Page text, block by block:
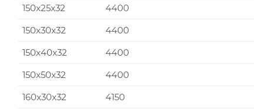
150x25x32
4400
150x30x32
4400
150x40x32
4400
150x50x32
4400
160x30x32
4150